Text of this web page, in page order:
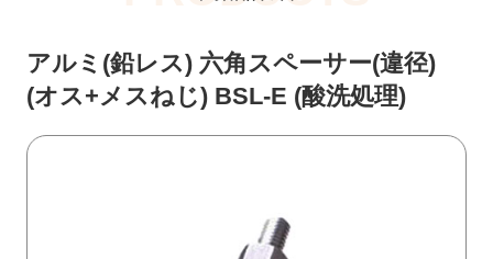
アルミ(鉛レス) 六角スペーサー(違径)
(オス+メスねじ) BSL-E (酸洗処理)